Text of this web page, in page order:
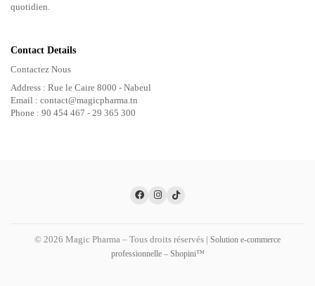
quotidien.
Contact Details
Contactez Nous
Address : Rue le Caire 8000 - Nabeul
Email : contact@magicpharma.tn
Phone : 90 454 467 - 29 365 300
© 2026 Magic Pharma – Tous droits réservés | Solution e-commerce
professionnelle – Shopini™